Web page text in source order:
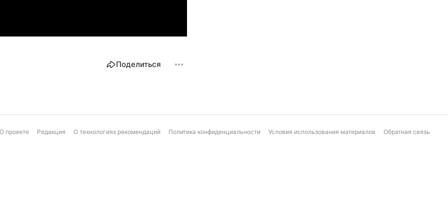
Поделиться
О проекте Редакция О технологиях рекомендаций Политика конфиденциальности Условия использования материалов Обратная связь